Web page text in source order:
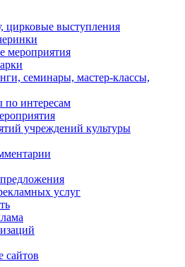
цирковые выступления
мероприятия
семинары, мастер-классы,
по интересам
учреждений культуры
услуг
сайтов